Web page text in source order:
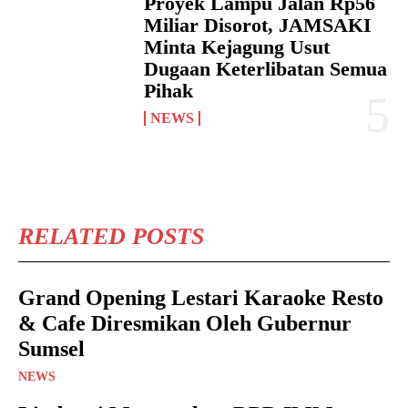
Miliar Disorot, JAMSAKI
Minta Kejagung Usut
Dugaan Keterlibatan Semua
Pihak
NEWS
RELATED POSTS
Grand Opening Lestari Karaoke Resto
& Cafe Diresmikan Oleh Gubernur
Sumsel
NEWS